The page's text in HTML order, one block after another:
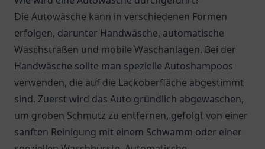
Die Autowäsche kann in verschiedenen Formen
erfolgen, darunter Handwäsche, automatische
Waschstraßen und mobile Waschanlagen. Bei der
Handwäsche sollte man spezielle Autoshampoos
verwenden, die auf die Lackoberfläche abgestimmt
sind. Zuerst wird das Auto gründlich abgewaschen,
um groben Schmutz zu entfernen, gefolgt von einer
sanften Reinigung mit einem Schwamm oder einer